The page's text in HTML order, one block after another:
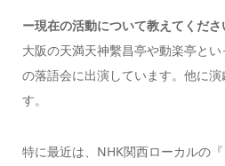
ー現在の活動について教えてくださ
大阪の天満天神繫昌亭や動楽亭と
の落語会に出演しています。他に
す。
特に最近は、NHK関西ローカルの